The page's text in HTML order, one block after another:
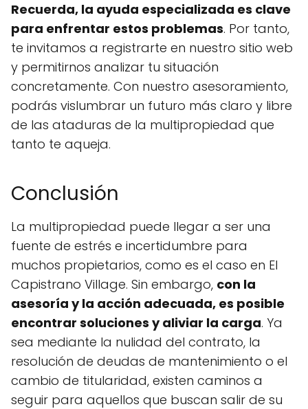
Recuerda, la ayuda especializada es clave
para enfrentar estos problemas. Por tanto,
te invitamos a registrarte en nuestro sitio web
y permitirnos analizar tu situación
concretamente. Con nuestro asesoramiento,
podrás vislumbrar un futuro más claro y libre
de las ataduras de la multipropiedad que
tanto te aqueja.
Conclusión
La multipropiedad puede llegar a ser una
fuente de estrés e incertidumbre para
muchos propietarios, como es el caso en El
Capistrano Village. Sin embargo, con la
asesoría y la acción adecuada, es posible
encontrar soluciones y aliviar la carga. Ya
sea mediante la nulidad del contrato, la
resolución de deudas de mantenimiento o el
cambio de titularidad, existen caminos a
seguir para aquellos que buscan salir de su